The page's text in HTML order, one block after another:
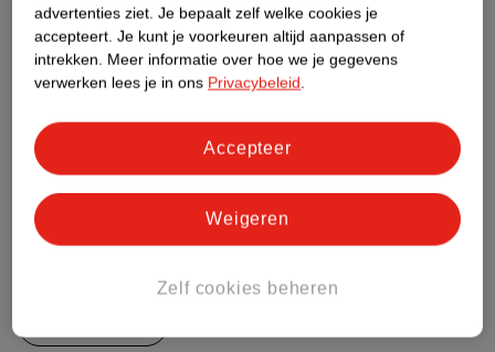
Nature Impact Score
Dit product heeft (nog) geen Nature
Impact Score.
Bestel & Bezorginformatie
advertenties ziet. Je bepaalt zelf welke cookies je
accepteert. Je kunt je voorkeuren altijd aanpassen of
intrekken. Meer informatie over hoe we je gegevens
verwerken lees je in ons Privacybeleid.
Zelf cookies beheren
Weigeren
Accepteer